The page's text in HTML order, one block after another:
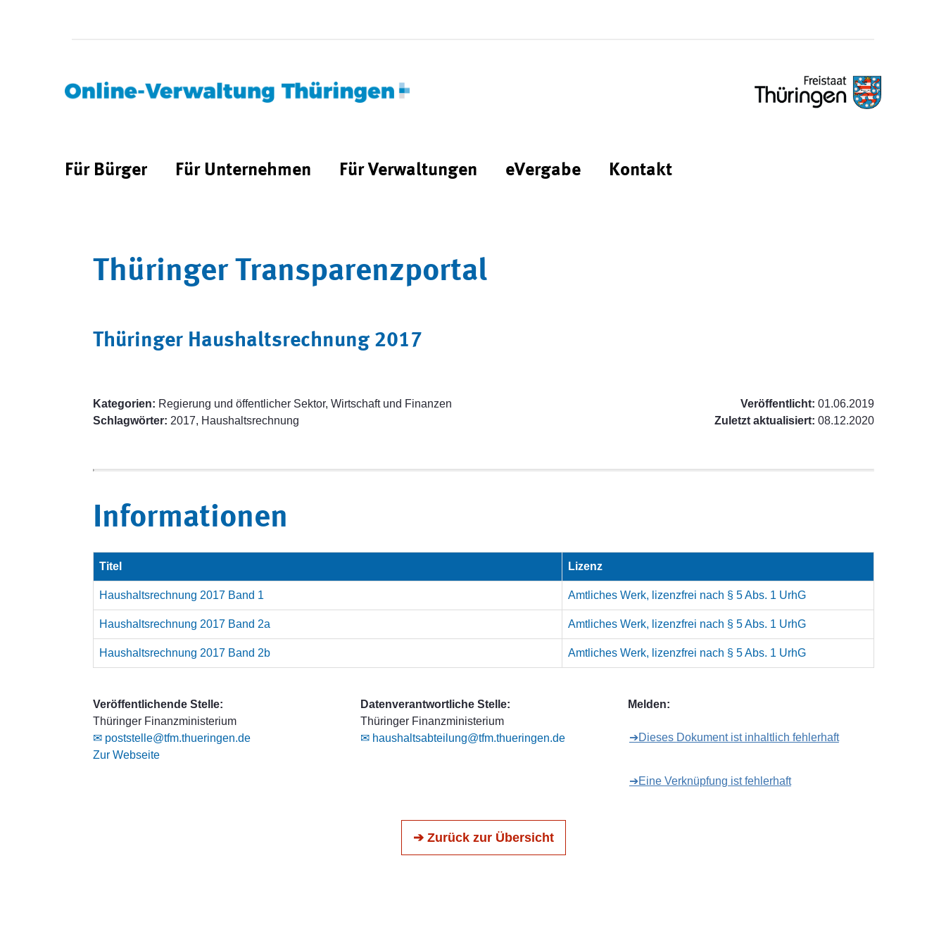
Für Bürger Für Unternehmen Für Verwaltungen eVergabe Kontakt
Thüringer Transparenzportal
Thüringer Haushaltsrechnung 2017
Kategorien: Regierung und öffentlicher Sektor, Wirtschaft und Finanzen
Schlagwörter: 2017, Haushaltsrechnung
Veröffentlicht: 01.06.2019
Zuletzt aktualisiert: 08.12.2020
Informationen
Titel Lizenz
Haushaltsrechnung 2017 Band 1 Amtliches Werk, lizenzfrei nach § 5 Abs. 1 UrhG
Haushaltsrechnung 2017 Band 2a Amtliches Werk, lizenzfrei nach § 5 Abs. 1 UrhG
Haushaltsrechnung 2017 Band 2b Amtliches Werk, lizenzfrei nach § 5 Abs. 1 UrhG
Veröffentlichende Stelle:
Thüringer Finanzministerium
✉ poststelle@tfm.thueringen.de
Zur Webseite
Datenverantwortliche Stelle:
Thüringer Finanzministerium
✉ haushaltsabteilung@tfm.thueringen.de
Melden:
➔Dieses Dokument ist inhaltlich fehlerhaft
➔Eine Verknüpfung ist fehlerhaft
➔ Zurück zur Übersicht